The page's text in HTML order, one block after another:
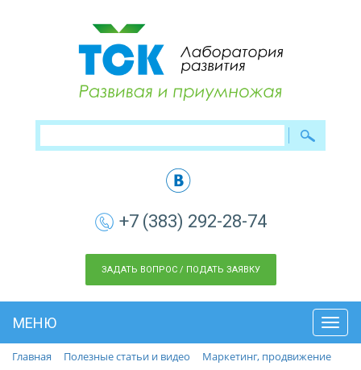
+7 (383) 292-28-74
ЗАДАТЬ ВОПРОС / ПОДАТЬ ЗАЯВКУ
МЕНЮ
Главная
Полезные статьи и видео
Маркетинг, продвижение